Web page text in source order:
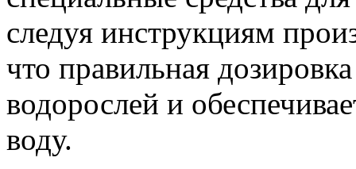
следуя инструкциям
что правильная
водорослей и
воду.